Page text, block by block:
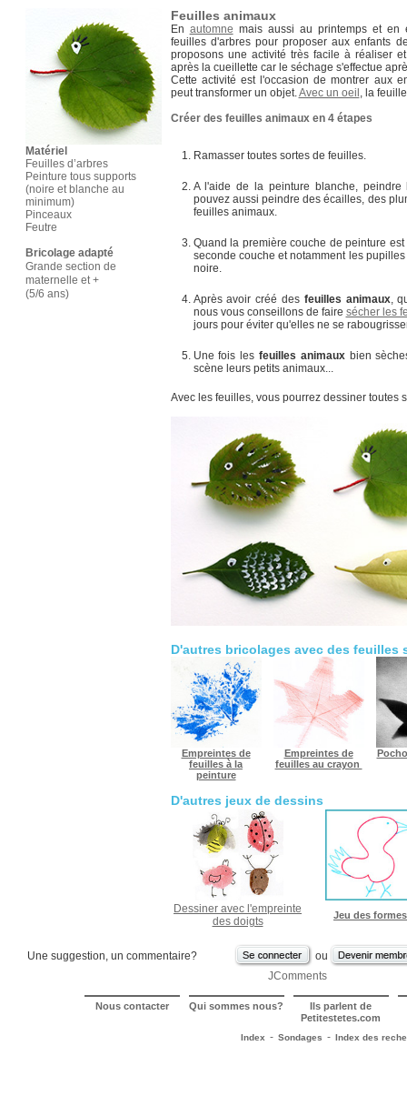
Matériel
Feuilles d’arbres
Peinture tous supports
(noire et blanche au
minimum)
Pinceaux
Feutre
Bricolage adapté
Grande section de
maternelle et +
(5/6 ans)
Feuilles animaux
En automne mais aussi au printemps et en
feuilles d'arbres pour proposer aux enfants
proposons une activité très facile à réaliser
après la cueillette car le séchage s'effectue
Cette activité est l'occasion de montrer aux
peut transformer un objet.Avec un oeil , la
Créer des feuilles animaux en 4 étapes
Ramasser toutes sortes de feuilles.
A l'aide de la peinture blanche,
pouvez aussi peindre des écailles, des
feuilles animaux.
Quand la première couche de peinture
seconde couche et notamment les
noire.
Après avoir créé des feuilles animaux,
nous vous conseillons de faire sécher les
jours pour éviter qu'elles ne se
Une fois les feuilles animauxbien
scène leurs petits animaux...
Avec les feuilles, vous pourrez dessiner toutes
D'autres bricolages avec des feuilles
Empreintes de
feuilles à la
peinture
Empreintes de
feuilles au crayon
D'autres jeux de dessins
Dessiner avec l'empreinte
des doigts
Jeu des formes
Une suggestion, un commentaire?
ou
JComments
Nous contacter Qui sommes nous? Ils parlent de
Petitestetes.com
Index - Sondages - Index des